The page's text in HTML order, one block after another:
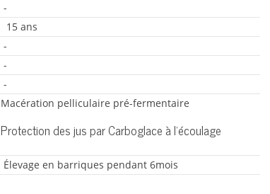
-
15 ans
-
-
-
Macération pelliculaire pré-fermentaire
Protection des jus par Carboglace à l’écoulage
Élevage en barriques pendant 6mois